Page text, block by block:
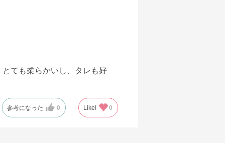
ても柔らかいし、タレも好
参考になった 0 Like! 0